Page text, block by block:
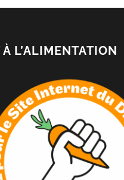
L’ALIMENTATION